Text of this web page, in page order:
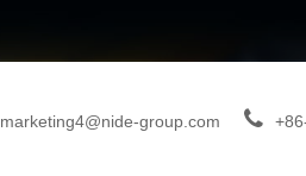
marketing4@nide-group.com